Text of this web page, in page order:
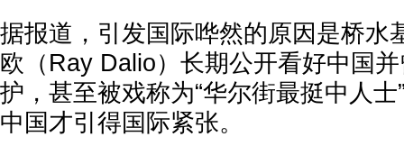
据报道，引发国际哗然的原因是桥水
欧（Ray Dalio）长期公开看好中国
护，甚至被戏称为“华尔街最挺中人
中国才引得国际紧张。